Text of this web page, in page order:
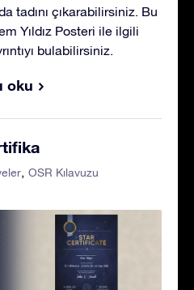
tadını çıkarabilirsiniz. Bu
Yıldız Posteri ile ilgili
bulabilirsiniz.
oku
OSR Kılavuzu